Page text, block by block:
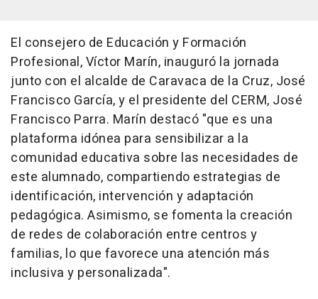
El consejero de Educación y Formación
Profesional, Víctor Marín, inauguró la jornada
junto con el alcalde de Caravaca de la Cruz, José
Francisco García, y el presidente del CERM, José
Francisco Parra. Marín destacó "que es una
plataforma idónea para sensibilizar a la
comunidad educativa sobre las necesidades de
este alumnado, compartiendo estrategias de
identificación, intervención y adaptación
pedagógica. Asimismo, se fomenta la creación
de redes de colaboración entre centros y
familias, lo que favorece una atención más
inclusiva y personalizada".